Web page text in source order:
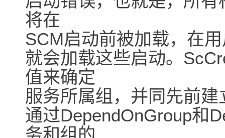
将在
SCM启动前被加载，在
就会加载这些启动。
值来确定
服务所属组，并同先前
通过DependOnGroup和